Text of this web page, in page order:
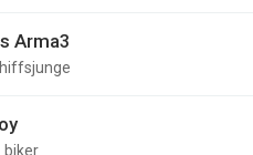
Arma3